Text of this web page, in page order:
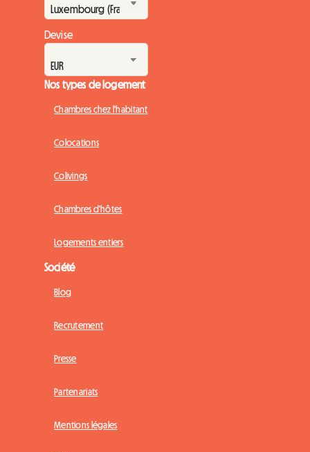
Devise
Nos types de logement
Chambres chez l'habitant
Colocations
Colivings
Chambres d'hôtes
Logements entiers
Société
Blog
Recrutement
Presse
Partenariats
Mentions légales